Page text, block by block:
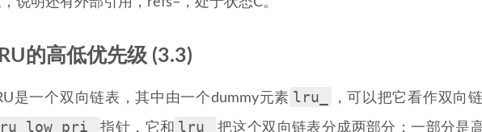
的高低优先级 (3.3)
是一个双向链表，其中由一个dummy元素 lru_ ，可以把它看作双向
指针，它和 lru_
把这个双向链表分成两部分：一部分是